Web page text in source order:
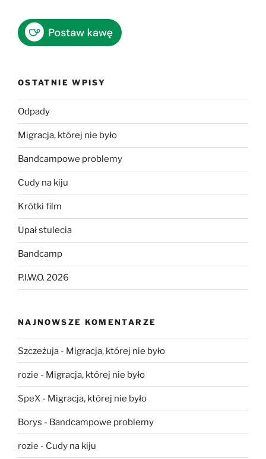
OSTATNIE WPISY
Odpady
Migracja, której nie było
Bandcampowe problemy
Cudy na kiju
Krótki film
Upał stulecia
Bandcamp
P.I.W.O. 2026
NAJNOWSZE KOMENTARZE
Szczeżuja - Migracja, której nie było
rozie - Migracja, której nie było
SpeX - Migracja, której nie było
Borys - Bandcampowe problemy
rozie - Cudy na kiju